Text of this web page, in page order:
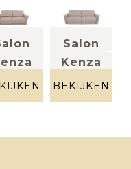
(2,5-
zit)
Salon
Kenza
(3-zit
breed
beige
BEKIJKEN